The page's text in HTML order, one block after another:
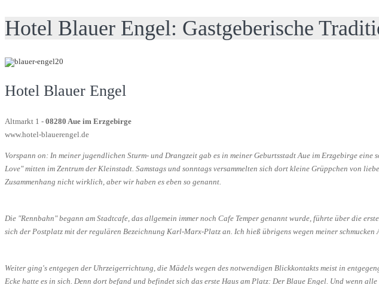
Hotel Blauer Engel: Gastgeberische
Hotel Blauer Engel
Altmarkt 1 - 08280 Aue im Erzgebirge
www.hotel-blauerengel.de
Vorspann on: In meiner jugendlichen Sturm- und Drangzeit gab es in meiner Geburtsstadt Aue im Erzgebirge
Love" mitten im Zentrum der Kleinstadt. Samstags und sonntags versammelten sich dort kleine Grüppchen von
Zusammenhang nicht wirklich, aber wir haben es eben so genannt.
Die "Rennbahn" begann am Stadtcafe, das allgemein immer noch Cafe Temper genannt wurde, führte über die
sich der Postplatz mit der regulären Bezeichnung Karl-Marx-Platz an. Ich hieß übrigens wegen meiner
Weiter ging's entgegen der Uhrzeigerrichtung, die Mädels wegen des notwendigen Blickkontakts meist in
Ecke hatte es in sich. Denn dort befand und befindet sich das erste Haus am Platz: Der Blaue Engel. Und wenn